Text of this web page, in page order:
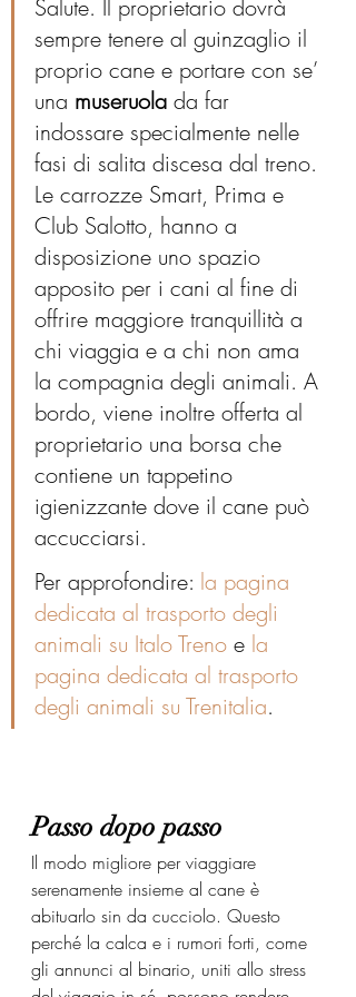
Salute. Il proprietario dovrà
sempre tenere al guinzaglio il
proprio cane e portare con se’
una museruola da far
indossare specialmente nelle
fasi di salita discesa dal treno.
Le carrozze Smart, Prima e
Club Salotto, hanno a
disposizione uno spazio
apposito per i cani al fine di
offrire maggiore tranquillità a
chi viaggia e a chi non ama
la compagnia degli animali. A
bordo, viene inoltre offerta al
proprietario una borsa che
contiene un tappetino
igienizzante dove il cane può
accucciarsi.
Per approfondire: la pagina
dedicata al trasporto degli
animali su Italo Treno e la
pagina dedicata al trasporto
degli animali su Trenitalia.
Passo dopo passo
Il modo migliore per viaggiare
serenamente insieme al cane è
abituarlo sin da cucciolo. Questo
perché la calca e i rumori forti, come
gli annunci al binario, uniti allo stress